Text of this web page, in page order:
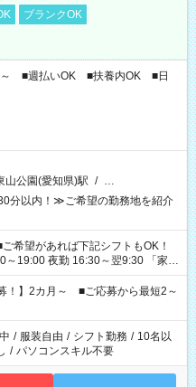
ブランクOK
～ ■週払いOK ■扶養内OK ■日
山公園(愛知県)駅 / …
分以内！≫ご希望の勤務地を紹介
夜勤 16:30～翌9:30 「家族
を持って夕飯の準備がしたい」
」 など、ご希望を教えてください
間。 合計で週40時間を超える場
！】2カ月～ ■ご応募から最短2～
/ 服装自由 / シフト勤務 / 10名以
/ パソコンスキル不要